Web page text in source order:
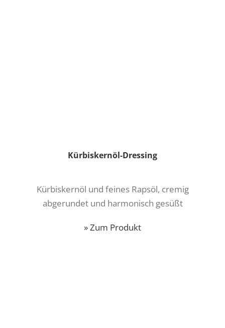
Kürbiskernöl-Dressing
Kürbiskernöl und feines Rapsöl, cremig
abgerundet und harmonisch gesüßt
» Zum Produkt